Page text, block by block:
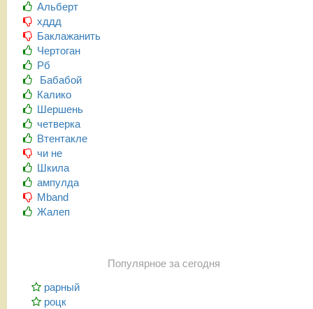
Альберт
хддд
Баклажанить
Чертоган
Рб
Бабабой
Калико
Шершень
четверка
Втентакле
чи не
Шкила
ампулда
Mband
Жалеп
Популярное за сегодня
рарный
роцк